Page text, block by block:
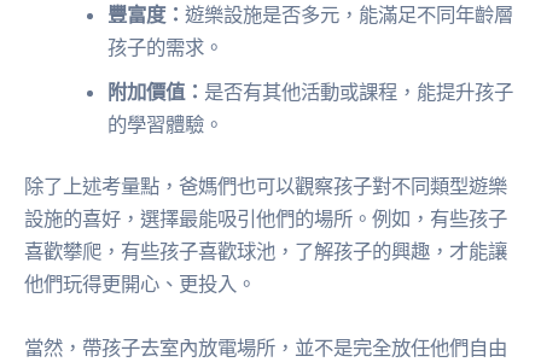
豐富度：遊樂設施是否多元，能滿足不同年齡層
孩子的需求。
附加價值： 是否有其他活動或課程，能提升孩子
的學習體驗。
除了上述考量點，爸媽們也可以觀察孩子對不同類型遊樂
設施的喜好，選擇最能吸引他們的場所。例如，有些孩子
喜歡攀爬，有些孩子喜歡球池，了解孩子的興趣，才能讓
他們玩得更開心、更投入。
當然，帶孩子去室內放電場所，並不是完全放任他們自由